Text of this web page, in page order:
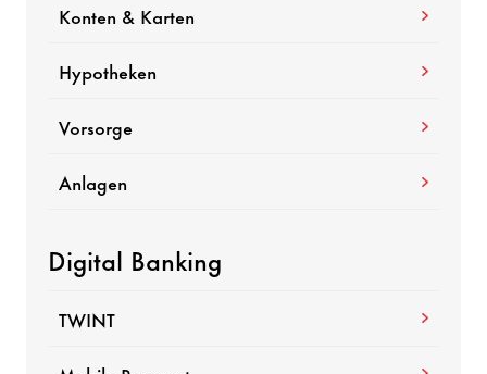
Konten & Karten
Hypotheken
Vorsorge
Anlagen
Digital Banking
TWINT